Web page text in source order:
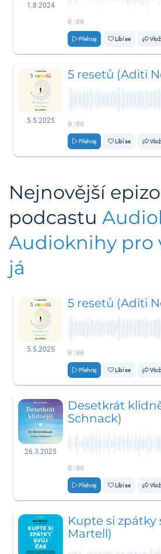
1.8.2024
0:00
Přehraj Líbí se
5.5.2025
5 resetů (Aditi
0:00
Přehraj Líbí se
Nejnovější
podcastu
Audioknihy pro
já
5.5.2025
5 resetů (Aditi
0:00
Přehraj Líbí se
26.3.2025
Desetkrát
Schnack)
0:00
Přehraj Líbí se
Kupte si zpátky
Martell)